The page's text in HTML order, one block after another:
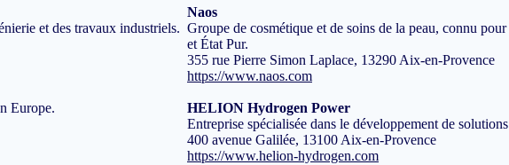
et des travaux industriels.
Europe.
Naos
Groupe de cosmétique et de soins de la peau, connu
et État Pur.
355 rue Pierre Simon Laplace, 13290 Aix-en-Provence
https://www.naos.com
HELION Hydrogen Power
Entreprise spécialisée dans le développement de
400 avenue Galilée, 13100 Aix-en-Provence
https://www.helion-hydrogen.com